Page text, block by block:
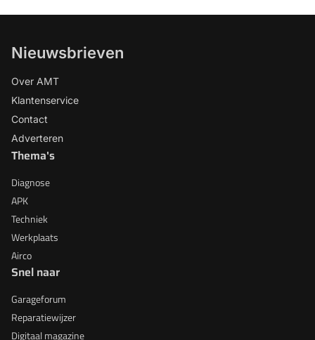
Nieuwsbrieven
Over AMT
Klantenservice
Contact
Adverteren
Thema's
Diagnose
APK
Techniek
Werkplaats
Airco
Snel naar
Garageforum
Reparatiewijzer
Digitaal magazine